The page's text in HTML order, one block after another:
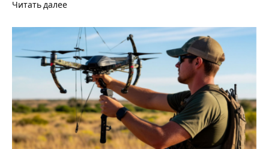
Читать далее